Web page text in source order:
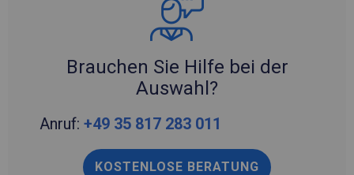
Brauchen Sie Hilfe bei der
Auswahl?
Anruf: +49 35 817 283 011
KOSTENLOSE BERATUNG